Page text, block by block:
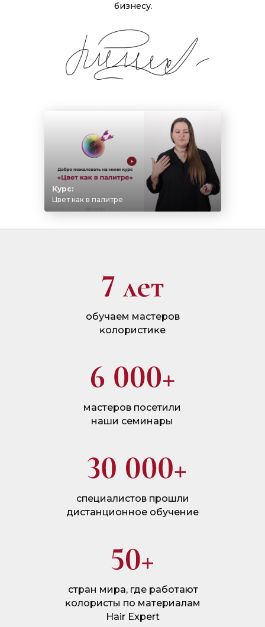
бизнесу.
Курс:
Цвет как в палитре
стран мира, где работают
ĸолористы по материалам
Hair Expert
специалистов прошли
дистанционное обучение
мастеров посетили
наши семинары
обучаем мастеров
ĸолористиĸе